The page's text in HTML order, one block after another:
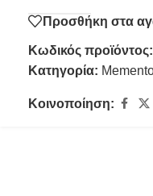
Προσθήκη στα
Κωδικός προϊόντος:
Κατηγορία:
Κοινοποίηση: